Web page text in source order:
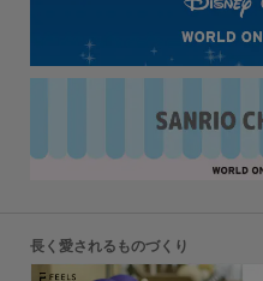
長く愛されるものづくり